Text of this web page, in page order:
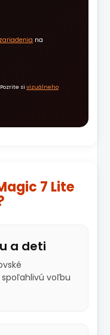
na
si vizuálneho
7 Lite
a deti
voľbu